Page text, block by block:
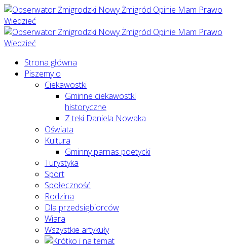
Strona główna
Piszemy o
Ciekawostki
Gminne ciekawostki
historyczne
Z teki Daniela Nowaka
Oświata
Kultura
Gminny parnas poetycki
Turystyka
Sport
Społeczność
Rodzina
Dla przedsiębiorców
Wiara
Wszystkie artykuły